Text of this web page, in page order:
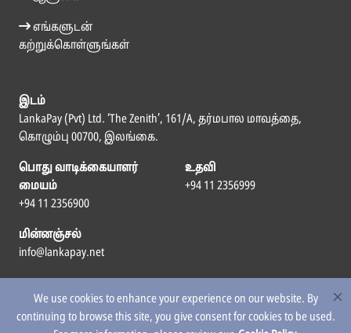
We use cookies to enhance your experience on our website. By
continuing to browse this site, you give consent for cookies to be used.
எங்களுடன்
கற்றுக்கொள்ளுங்கள்
இடம்
LankaPay (Pvt) Ltd. ‘The Zenith’, 161/A, தர்மபால மாவத்தை,
கொழும்பு 00700, இலங்கை.
பொது வாடிக்கையாளர்
மையம்
+94 11 2356900
உதவி
+94 11 2356999
மின்னஞ்சல்
info@lankapay.net
எம்மைப் பின்தொடர